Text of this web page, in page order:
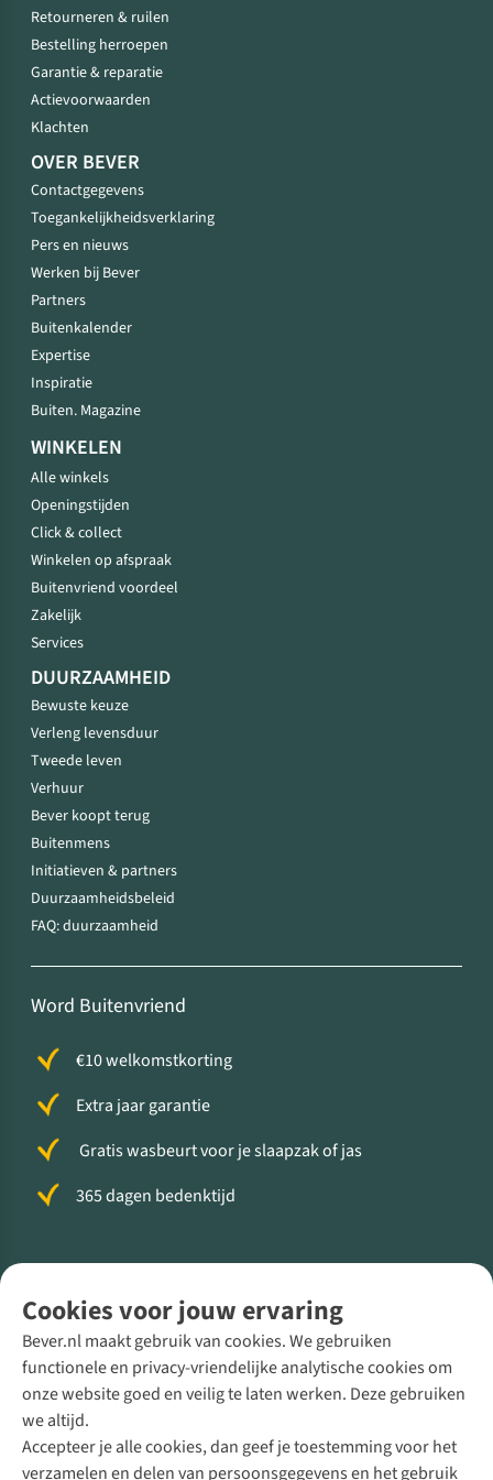
Cookies voor jouw ervaring
Bever.nl maakt gebruik van cookies. We gebruiken
functionele en privacy-vriendelijke analytische cookies om
onze website goed en veilig te laten werken. Deze gebruiken
we altijd.
Accepteer je alle cookies, dan geef je toestemming voor het
verzamelen en delen van persoonsgegevens en het gebruik
Retourneren & ruilen
Bestelling herroepen
Garantie & reparatie
Actievoorwaarden
Klachten
OVER BEVER
Contactgegevens
Toegankelijkheidsverklaring
Pers en nieuws
Werken bij Bever
Partners
Buitenkalender
Expertise
Inspiratie
Buiten. Magazine
WINKELEN
Alle winkels
Openingstijden
Click & collect
Winkelen op afspraak
Buitenvriend voordeel
Zakelijk
Services
DUURZAAMHEID
Bewuste keuze
Verleng levensduur
Tweede leven
Verhuur
Bever koopt terug
Buitenmens
Initiatieven & partners
Duurzaamheidsbeleid
FAQ: duurzaamheid
Word Buitenvriend
€10 welkomstkorting
Extra jaar garantie
Gratis wasbeurt voor je slaapzak of jas
365 dagen bedenktijd
Direct advies van een Buitenexpert
+31 (0)85 888 50 88